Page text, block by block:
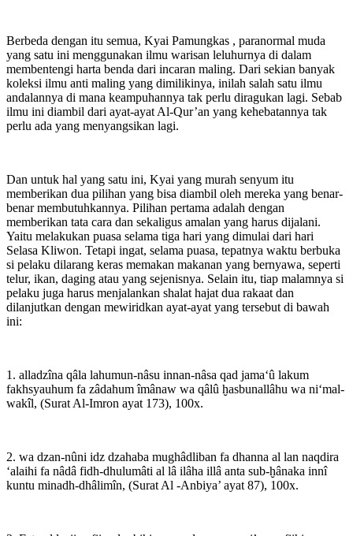
Berbeda dengan itu semua, Kyai Pamungkas , paranormal muda
yang satu ini menggunakan ilmu warisan leluhurnya di dalam
membentengi harta benda dari incaran maling. Dari sekian banyak
koleksi ilmu anti maling yang dimilikinya, inilah salah satu ilmu
andalannya di mana keampuhannya tak perlu diragukan lagi. Sebab
ilmu ini diambil dari ayat-ayat Al-Qur’an yang kehebatannya tak
perlu ada yang menyangsikan lagi.
Dan untuk hal yang satu ini, Kyai yang murah senyum itu
memberikan dua pilihan yang bisa diambil oleh mereka yang benar-
benar membutuhkannya. Pilihan pertama adalah dengan
memberikan tata cara dan sekaligus amalan yang harus dijalani.
Yaitu melakukan puasa selama tiga hari yang dimulai dari hari
Selasa Kliwon. Tetapi ingat, selama puasa, tepatnya waktu berbuka
si pelaku dilarang keras memakan makanan yang bernyawa, seperti
telur, ikan, daging atau yang sejenisnya. Selain itu, tiap malamnya si
pelaku juga harus menjalankan shalat hajat dua rakaat dan
dilanjutkan dengan mewiridkan ayat-ayat yang tersebut di bawah
ini:
1. alladzîna qâla lahumun-nâsu innan-nâsa qad jama‘û lakum
fakhsyauhum fa zâdahum îmânaw wa qâlû ḫasbunallâhu wa ni‘mal-
wakîl, (Surat Al-Imron ayat 173), 100x.
2. wa dzan-nûni idz dzahaba mughâdliban fa dhanna al lan naqdira
‘alaihi fa nâdâ fidh-dhulumâti al lâ ilâha illâ anta sub-ḫânaka innî
kuntu minadh-dhâlimîn, (Surat Al -Anbiya’ ayat 87), 100x.